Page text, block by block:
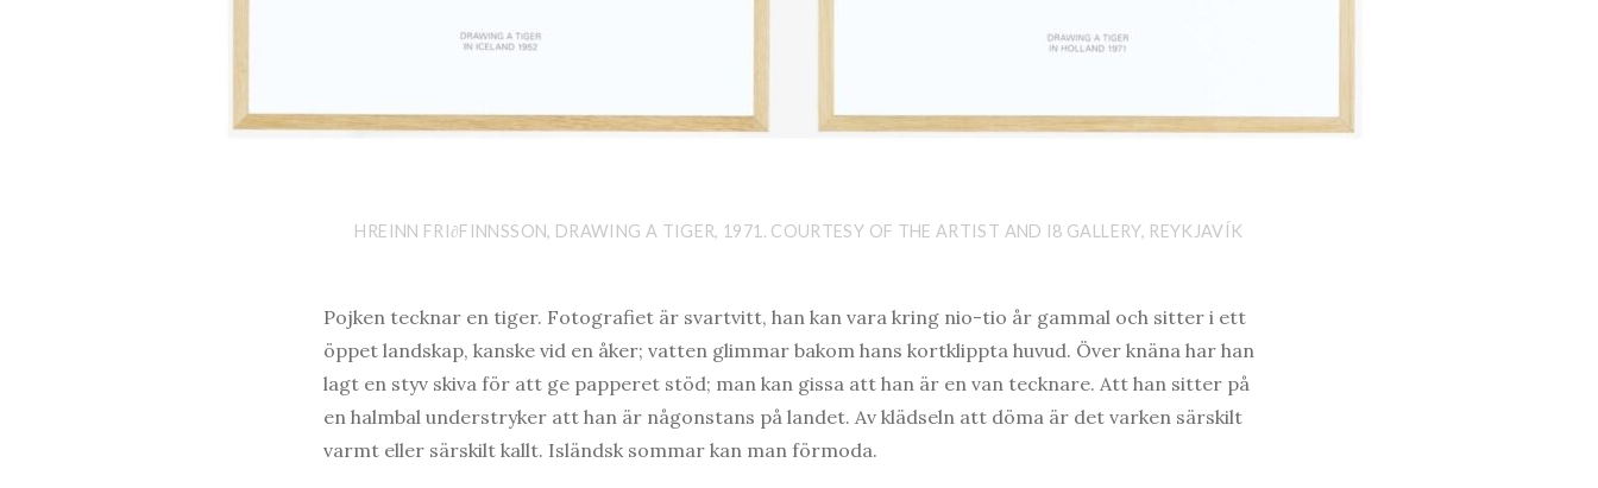
HREINN FRI∂FINNSSON, DRAWING A TIGER, 1971. COURTESY OF THE ARTIST AND I8 GALLERY, REYKJAVÍK
Pojken tecknar en tiger. Fotografiet är svartvitt, han kan vara kring nio-tio år gammal och sitter i ett
öppet landskap, kanske vid en åker; vatten glimmar bakom hans kortklippta huvud. Över knäna har han
lagt en styv skiva för att ge papperet stöd; man kan gissa att han är en van tecknare. Att han sitter på
en halmbal understryker att han är någonstans på landet. Av klädseln att döma är det varken särskilt
varmt eller särskilt kallt. Isländsk sommar kan man förmoda.